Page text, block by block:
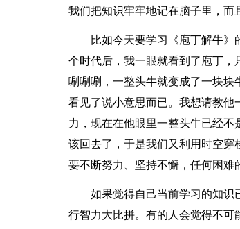
我们把知识牢牢地记在脑子里，而
比如今天要学习《庖丁解牛
个时代后，我一眼就看到了庖丁
唰唰唰，一整头牛就变成了一块
看见了说小意思而已。我想请教
力，现在在他眼里一整头牛已经
该回去了，于是我们又利用时空穿
要不断努力、坚持不懈，任何困难
如果觉得自己当前学习的知识
行智力大比拼。有的人会觉得不